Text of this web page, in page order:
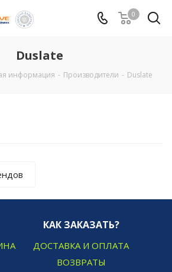
0
Duslate
информация - Производители - Duslate
КАК ЗАКАЗАТЬ?
ДОСТАВКА И ОПЛАТА
ВОЗВРАТЫ